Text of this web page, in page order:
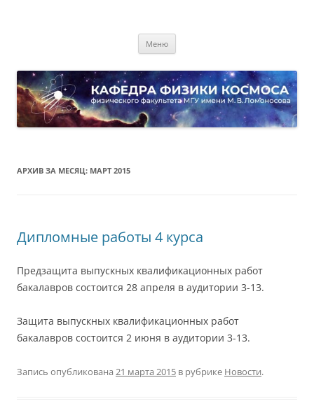
Меню
АРХИВ ЗА МЕСЯЦ: МАРТ 2015
Дипломные работы 4 курса
Предзащита выпускных квалификационных работ
бакалавров состоится 28 апреля в аудитории 3-13.
Защита выпускных квалификационных работ
бакалавров состоится 2 июня в аудитории 3-13.
Запись опубликована 21 марта 2015 в рубрике Новости.